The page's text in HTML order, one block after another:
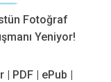
Fotoğraf
Yeniyor!
| PDF | ePub |